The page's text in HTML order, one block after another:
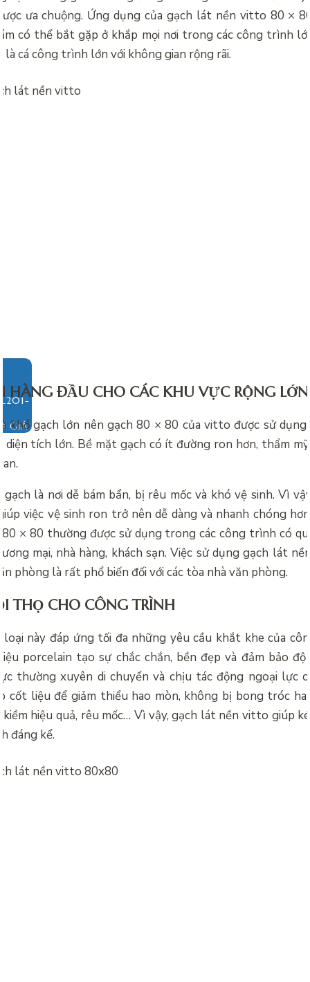
ưa chuộng. Ứng dụng của gạch lát nền vitto 80 ×
có thể bắt gặp ở khắp mọi nơi trong các công trình
là cá công trình lớn với không gian rộng rãi.
GIÁ
HÀNG ĐẦU CHO CÁC KHU VỰC RỘNG LỚN
khổ gạch lớn nên gạch 80 × 80 của vitto được sử
diện tích lớn. Bề mặt gạch có ít đường ron hơn, thẩm
là nơi dễ bám bẩn, bị rêu mốc và khó vệ sinh. Vì
việc vệ sinh ron trở nên dễ dàng và nhanh chóng
× 80 thường được sử dụng trong các công trình có
mại, nhà hàng, khách sạn. Việc sử dụng gạch lát
phòng là rất phổ biến đối với các tòa nhà văn phòng.
THỌ CHO CÔNG TRÌNH
này đáp ứng tối đa những yêu cầu khắt khe của
porcelain tạo sự chắc chắn, bền đẹp và đảm bảo độ
thường xuyên di chuyển và chịu tác động ngoại lực
cốt liệu để giảm thiểu hao mòn, không bị bong tróc
hiệu quả, rêu mốc… Vì vậy, gạch lát nền vitto giúp
đáng kể.